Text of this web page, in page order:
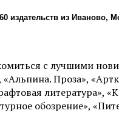
издательств из Иваново,
с лучшими
Проза»,
литература»,
обозрение»,